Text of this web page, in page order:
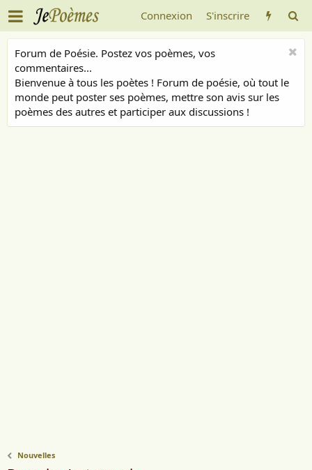
Connexion S'inscrire
Forum de Poésie. Postez vos poèmes, vos
commentaires...
Bienvenue à tous les poètes ! Forum de poésie, où tout le
monde peut poster ses poèmes, mettre son avis sur les
poèmes des autres et participer aux discussions !
Nouvelles